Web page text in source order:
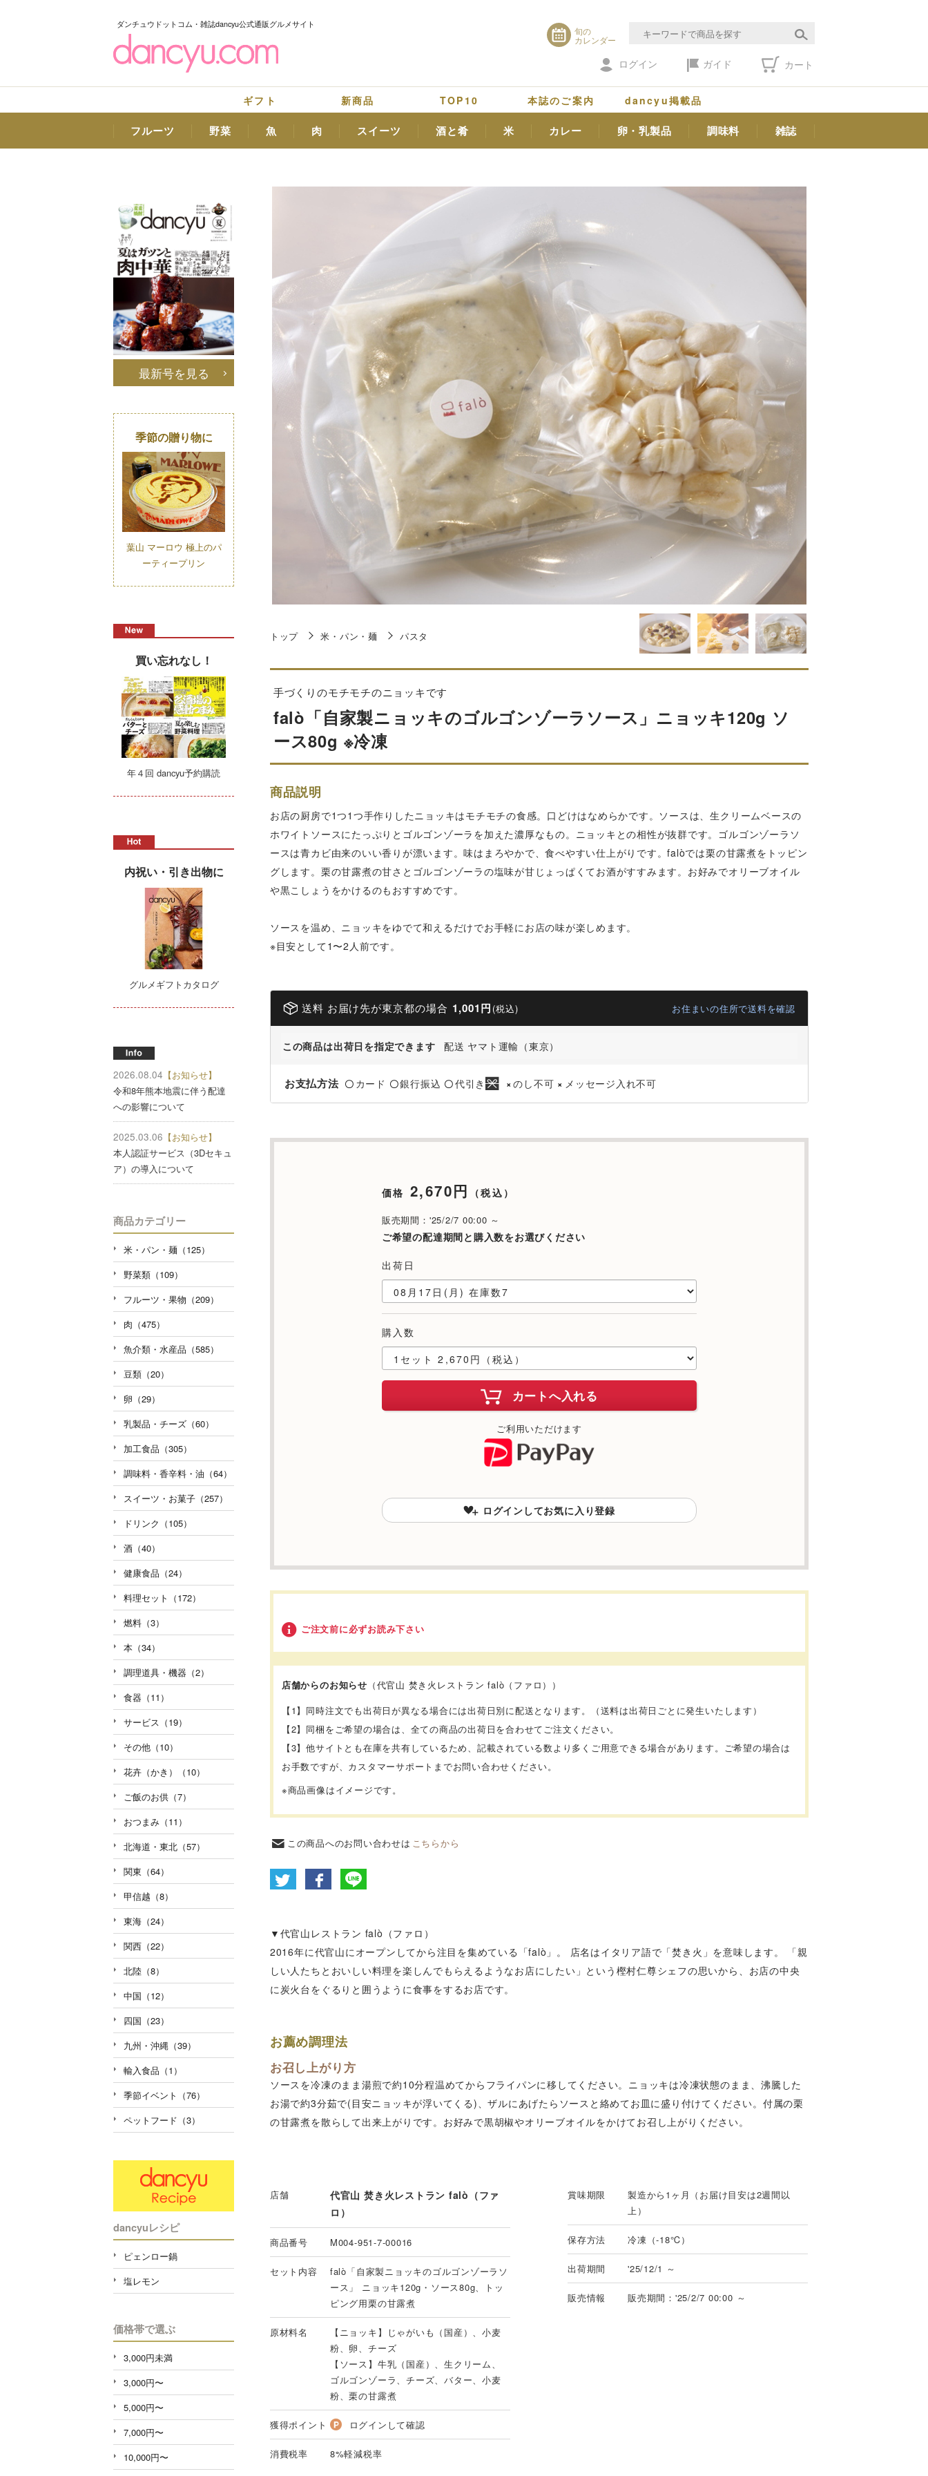
ダンチュウドットコム・雑誌dancyu公式通販グルメサイト
旬の
カレンダー
ログイン ガイド カート
ギフト 新商品 TOP10 本誌のご案内 dancyu掲載品
フルーツ 野菜 魚 肉 スイーツ 酒と肴 米 カレー 卵・乳製品 調味料 雑誌
トップ 米・パン・麺 パスタ
手づくりのモチモチのニョッキです
falò「自家製ニョッキのゴルゴンゾーラソース」ニョッキ120g ソ
ース80g ※冷凍
商品説明
お店の厨房で1つ1つ手作りしたニョッキはモチモチの食感。口どけはなめらかです。ソースは、生クリームベースの
ホワイトソースにたっぷりとゴルゴンゾーラを加えた濃厚なもの。ニョッキとの相性が抜群です。ゴルゴンゾーラソ
ースは青カビ由来のいい香りが漂います。味はまろやかで、食べやすい仕上がりです。falòでは栗の甘露煮をトッピン
グします。栗の甘露煮の甘さとゴルゴンゾーラの塩味が甘じょっぱくてお酒がすすみます。お好みでオリーブオイル
や黒こしょうをかけるのもおすすめです。
ソースを温め、ニョッキをゆでて和えるだけでお手軽にお店の味が楽しめます。
※目安として1〜2人前です。
送料 お届け先が東京都の場合 1,001円 (税込) お住まいの住所で送料を確認
この商品は出荷日を指定できます 配送 ヤマト運輸（東京）
お支払方法 〇 カード 〇銀行振込 〇代引き × のし不可 × メッセージ入れ不可
価格 2,670円 （税込）
販売期間：'25/2/7 00:00 ～
ご希望の配達期間と購入数をお選びください
出荷日
購入数
カートへ入れる
ご利用いただけます
ログインしてお気に入り登録
ご注文前に必ずお読み下さい
店舗からのお知らせ （代官山 焚き火レストラン falò（ファロ））
【1】同時注文でも出荷日が異なる場合には出荷日別に配送となります。（送料は出荷日ごとに発生いたします）
【2】同梱をご希望の場合は、全ての商品の出荷日を合わせてご注文ください。
【3】他サイトとも在庫を共有しているため、記載されている数より多くご用意できる場合があります。ご希望の場合は
お手数ですが、カスタマーサポートまでお問い合わせください。
※商品画像はイメージです。
この商品へのお問い合わせは こちらから
▼代官山レストラン falò（ファロ）
2016年に代官山にオープンしてから注目を集めている「falò」。 店名はイタリア語で「焚き火」を意味します。 「親
しい人たちとおいしい料理を楽しんでもらえるようなお店にしたい」という樫村仁尊シェフの思いから、お店の中央
に炭火台をぐるりと囲うように食事をするお店です。
お薦め調理法
お召し上がり方
ソースを冷凍のまま湯煎で約10分程温めてからフライパンに移してください。ニョッキは冷凍状態のまま、沸騰した
お湯で約3分茹で(目安ニョッキが浮いてくる)、ザルにあげたらソースと絡めてお皿に盛り付けてください。付属の栗
の甘露煮を散らして出来上がりです。お好みで黒胡椒やオリーブオイルをかけてお召し上がりください。
店舗
代官山 焚き火レストラン falò（ファ
ロ）
商品番号 M004-951-7-00016
セット内容
falò「自家製ニョッキのゴルゴンゾーラソ
ース」 ニョッキ120g・ソース80g、トッ
ピング用栗の甘露煮
原材料名
【ニョッキ】じゃがいも（国産）、小麦
粉、卵、チーズ
【ソース】牛乳（国産）、生クリーム、
ゴルゴンゾーラ、チーズ、バター、小麦
粉、栗の甘露煮
獲得ポイント ログインして確認
消費税率 8%軽減税率
賞味期限
製造から1ヶ月（お届け目安は2週間以
上）
保存方法 冷凍（-18℃）
出荷期間 '25/12/1 ～
販売情報 販売期間：'25/2/7 00:00 ～
最新号を見る
季節の贈り物に
葉山 マーロウ 極上のパ
ーティープリン
買い忘れなし！
年４回 dancyu予約購読
内祝い・引き出物に
グルメギフトカタログ
2026.08.04 【お知らせ】
令和8年熊本地震に伴う配達
への影響について
2025.03.06 【お知らせ】
本人認証サービス（3Dセキュ
ア）の導入について
商品カテゴリー
米・パン・麺（125）
野菜類（109）
フルーツ・果物（209）
肉（475）
魚介類・水産品（585）
豆類（20）
卵（29）
乳製品・チーズ（60）
加工食品（305）
調味料・香辛料・油（64）
スイーツ・お菓子（257）
ドリンク（105）
酒（40）
健康食品（24）
料理セット（172）
燃料（3）
本（34）
調理道具・機器（2）
食器（11）
サービス（19）
その他（10）
花卉（かき）（10）
ご飯のお供（7）
おつまみ（11）
北海道・東北（57）
関東（64）
甲信越（8）
東海（24）
関西（22）
北陸（8）
中国（12）
四国（23）
九州・沖縄（39）
輸入食品（1）
季節イベント（76）
ペットフード（3）
dancyuレシピ
ピェンロー鍋
塩レモン
価格帯で選ぶ
3,000円未満
3,000円〜
5,000円〜
7,000円〜
10,000円〜